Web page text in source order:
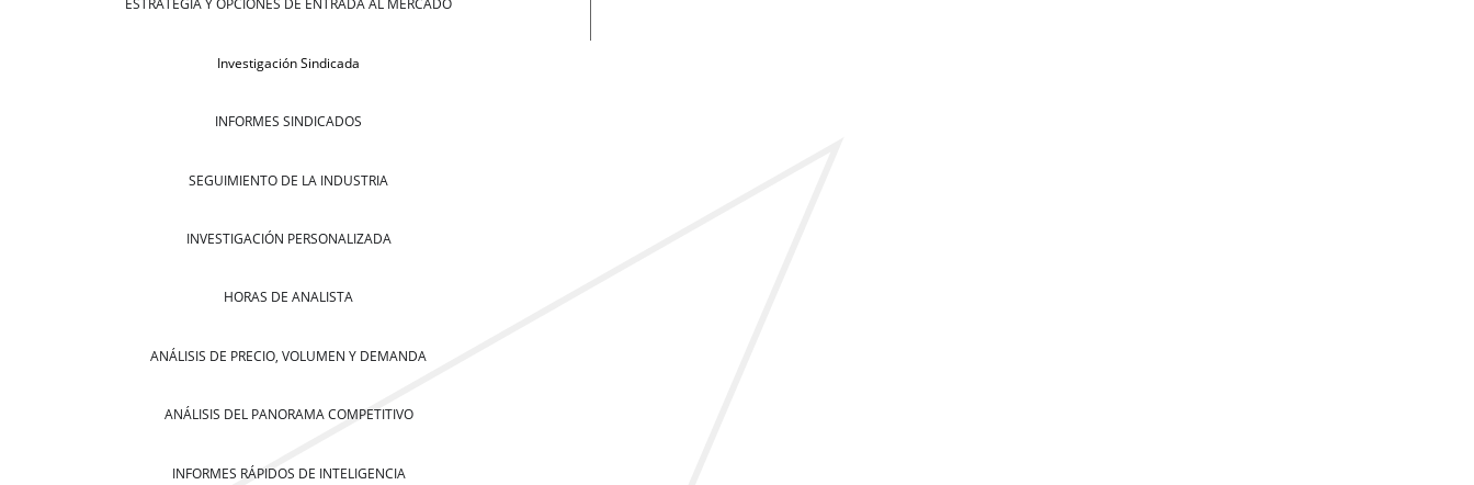
ESTRATEGIA Y OPCIONES DE ENTRADA AL MERCADO
Investigación Sindicada
INFORMES SINDICADOS
SEGUIMIENTO DE LA INDUSTRIA
INVESTIGACIÓN PERSONALIZADA
HORAS DE ANALISTA
ANÁLISIS DE PRECIO, VOLUMEN Y DEMANDA
ANÁLISIS DEL PANORAMA COMPETITIVO
INFORMES RÁPIDOS DE INTELIGENCIA